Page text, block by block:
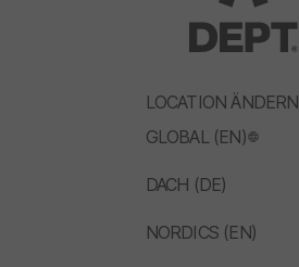
LOCATION ÄNDERN
GLOBAL (EN)
DACH (DE)
NORDICS (EN)